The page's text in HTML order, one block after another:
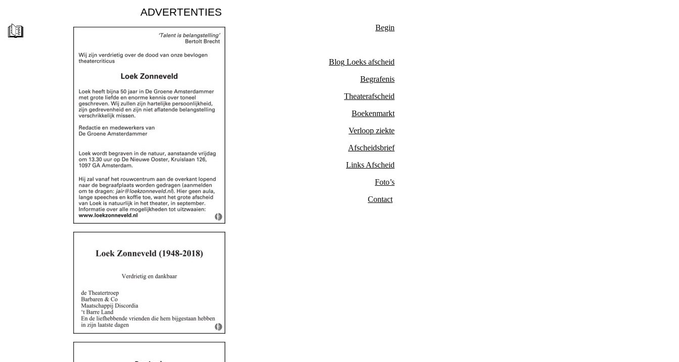
ADVERTENTIES
Begin
Blog Loeks afscheid
Begrafenis
Theaterafscheid
Boekenmarkt
Verloop ziekte
Afscheidsbrief
Links Afscheid
Foto’s
Contact